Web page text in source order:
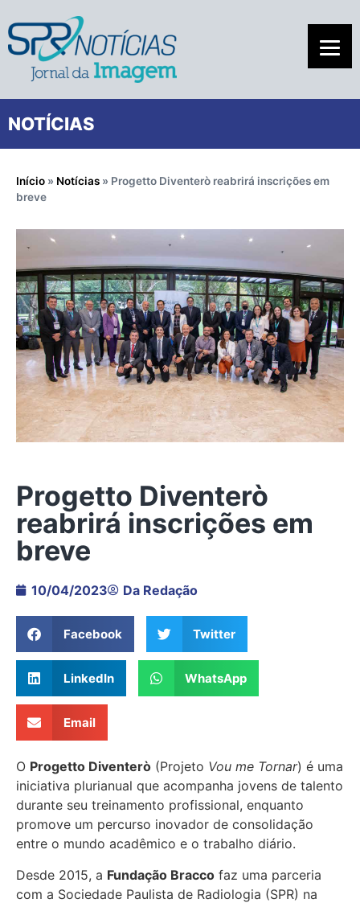
NOTÍCIAS
Início » Notícias » Progetto Diventerò reabrirá inscrições em
breve
Progetto Diventerò
reabrirá inscrições em
breve
10/04/2023 Da Redação
Facebook Twitter
LinkedIn WhatsApp
Email
O Progetto Diventerò (Projeto Vou me Tornar) é uma
iniciativa plurianual que acompanha jovens de talento
durante seu treinamento profissional, enquanto
promove um percurso inovador de consolidação
entre o mundo acadêmico e o trabalho diário.
Desde 2015, a Fundação Bracco faz uma parceria
com a Sociedade Paulista de Radiologia (SPR) na